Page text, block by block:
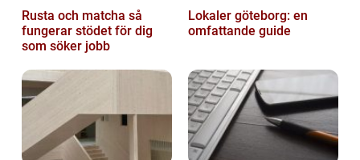
Rusta och matcha så
fungerar stödet för dig
som söker jobb
Lokaler göteborg: en
omfattande guide